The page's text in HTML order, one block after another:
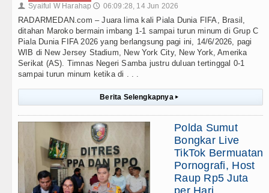
👤 Syaiful W Harahap 🕔 06:09:28, 14 Jun 2026
RADARMEDAN.com – Juara lima kali Piala Dunia FIFA, Brasil,
ditahan Maroko bermain imbang 1-1 sampai turun minum di Grup C
Piala Dunia FIFA 2026 yang berlangsung pagi ini, 14/6/2026, pagi
WIB di New Jersey Stadium, New York City, New York, Amerika
Serikat (AS). Timnas Negeri Samba justru duluan tertinggal 0-1
sampai turun minum ketika di . . .
Berita Selengkapnya ▸
Polda Sumut
Bongkar Live
TikTok Bermuatan
Pornografi, Host
Raup Rp5 Juta
per Hari